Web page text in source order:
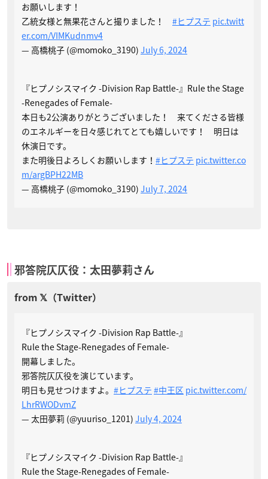
お願いします！
乙統女様と無果花さんと撮りました！ #ヒプステ pic.twitt
er.com/VIMKudnmv4
— 高橋桃子 (@momoko_3190) July 6, 2024
『ヒプノシスマイク -Division Rap Battle-』Rule the Stage
-Renegades of Female-
本日も2公演ありがとうございました！ 来てくださる皆様
のエネルギーを日々感じれてとても嬉しいです！ 明日は
休演日です。
また明後日よろしくお願いします！ #ヒプステ pic.twitter.co
m/argBPH22MB
— 高橋桃子 (@momoko_3190) July 7, 2024
邪答院仄仄役：太田夢莉さん
『ヒプノシスマイク -Division Rap Battle-』
Rule the Stage-Renegades of Female-
開幕しました。
邪答院仄仄役を演じています。
明日も見せつけますよ。 #ヒプステ #中王区 pic.twitter.com/
LhrRWODvmZ
— 太田夢莉 (@yuuriso_1201) July 4, 2024
『ヒプノシスマイク -Division Rap Battle-』
Rule the Stage-Renegades of Female-